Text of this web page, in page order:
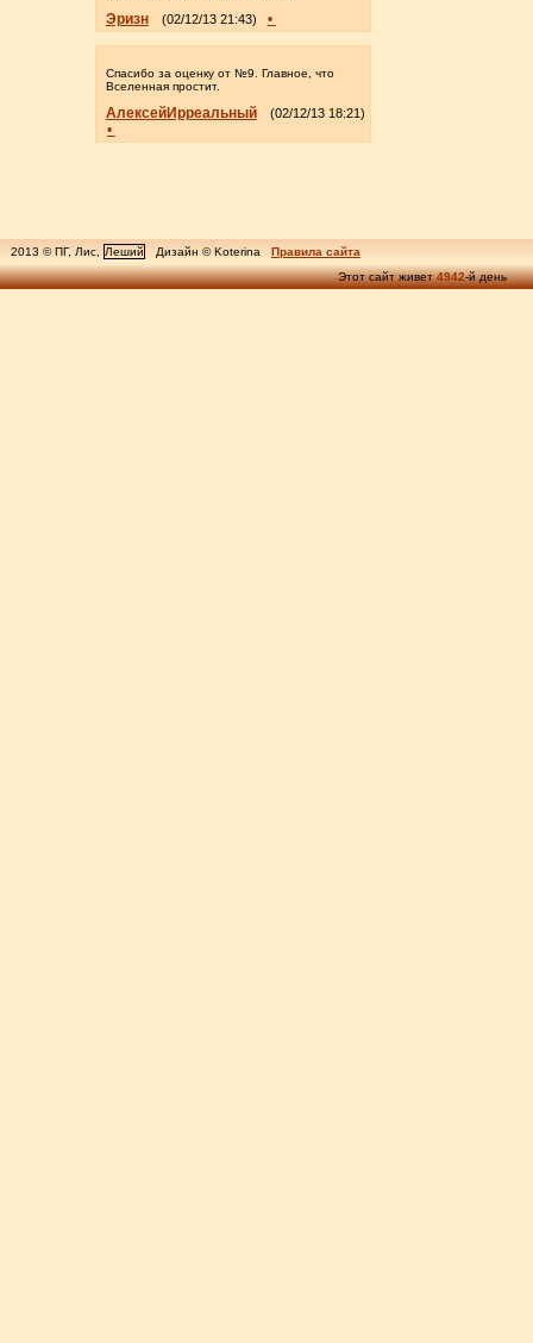
Эризн (02/12/13 21:43) •
Спасибо за оценку от №9. Главное, что
Вселенная простит.
АлексейИрреальный (02/12/13 18:21)
•
2013 © ПГ, Лис, Леший Дизайн © Koterina
Правила сайта
Этот сайт живет4942-й день